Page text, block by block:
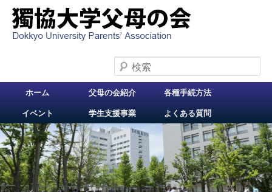
検索
メインメニュー
メインコンテンツへ
移動
ホーム 父母の会紹介
各種手続方法
イベント
学生支援事業 よくある質問